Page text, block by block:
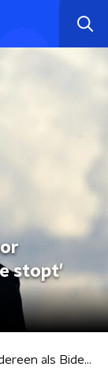
stopt'
Stand.nl: 'Het is beter voor iedereen als Biden ermee stopt'